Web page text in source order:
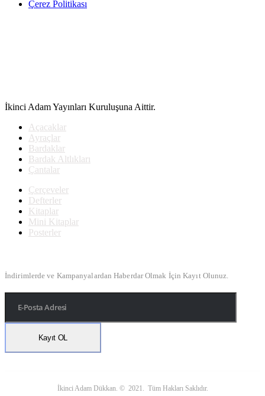
Çerez Politikası
İkinci Adam Yayınları Kuruluşuna Aittir.
Açacaklar
Ayraçlar
Bardaklar
Bardak Altlıkları
Çantalar
Çerçeveler
Defterler
Kitaplar
Mini Kitaplar
Posterler
İndirimlerde ve Kampanyalardan Haberdar Olmak İçin Kayıt Olunuz.
İkinci Adam Dükkan. © 2021. Tüm Hakları Saklıdır.